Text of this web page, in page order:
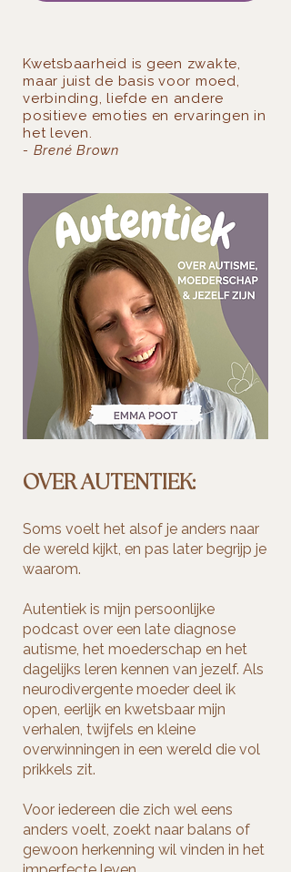
Kwetsbaarheid is geen zwakte,
maar juist de basis voor moed,
verbinding, liefde en andere
positieve emoties en ervaringen in
het leven.
- Brené Brown
OVER AUTENTIEK:
Soms voelt het alsof je anders naar
de wereld kijkt, en pas later begrijp je
waarom.
Autentiek is mijn persoonlijke
podcast over een late diagnose
autisme, het moederschap en het
dagelijks leren kennen van jezelf. Als
neurodivergente moeder deel ik
open, eerlijk en kwetsbaar mijn
verhalen, twijfels en kleine
overwinningen in een wereld die vol
prikkels zit.
Voor iedereen die zich wel eens
anders voelt, zoekt naar balans of
gewoon herkenning wil vinden in het